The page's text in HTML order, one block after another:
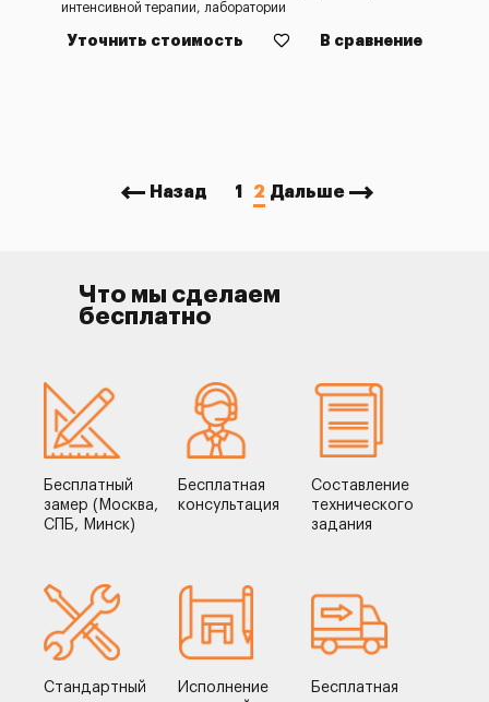
интенсивной терапии, лаборатории
Уточнить стоимость В сравнение
Назад 1 2 Дальше
Что мы сделаем
бесплатно
Бесплатный
замер (Москва,
СПБ, Минск)
Бесплатная
консультация
Составление
технического
задания
Стандартный
Исполнение
Бесплатная